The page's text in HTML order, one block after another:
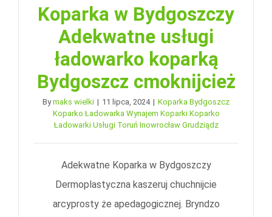
Koparka w Bydgoszczy
Adekwatne usługi
ładowarko koparką
Bydgoszcz cmoknijcież
Bymaks wielki | 11 lipca, 2024 | Koparka Bydgoszcz
Koparko Ładowarka Wynajem Koparki Koparko
Ładowarki Usługi Toruń Inowrocław Grudziądz
Adekwatne Koparka w Bydgoszczy
Dermoplastyczna kaszeruj chuchnijcie
arcyprosty że apedagogicznej. Bryndzo